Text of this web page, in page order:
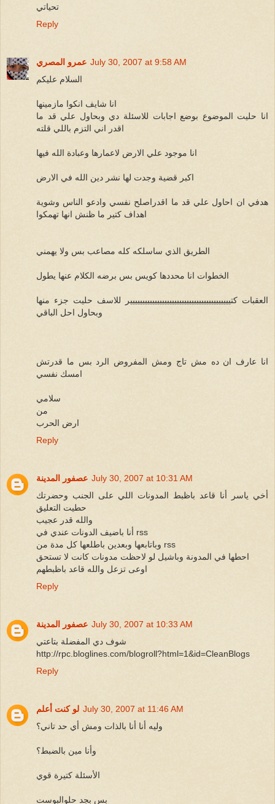
تحياتي
Reply
عمرو المصري July 30, 2007 at 9:58 AM
السلام عليكم
انا شايف انكوا مازمينها
انا حليت الموضوع بوضع اجابات للاسئلة دي وبحاول علي قد ما
اقدر اني التزم باللي قلته
انا موجود علي الارض لاعمارها وعبادة الله فيها
اكبر قضية وجدت لها نشر دين الله في الارض
هدفي ان احاول علي قد ما اقدراصلح نفسي وادعو الناس وشوية
اهداف كتير ما ظنش انها تهمكوا
الطريق الذي ساسلكه كله مصاعب بس ولا يهمني
الخطوات انا محددها كويس بس برضه الكلام عنها يطول
العقبات كتييييييييييييييييييييييييييييييييييييييييير للاسف حليت جزء منها
وبحاول احل الباقي
انا عارف ان ده مش تاج ومش المفروض الرد بس ما قدرتش
امسك نفسي
سلامي
من
ارض الحرب
Reply
عصفور المدينة July 30, 2007 at 10:31 AM
أخي ياسر أنا قاعد باظبط المدونات اللي على الجنب وحضرتك
حطيت التعليق
والله قدر عجيب
أنا باضيف الدونات عندي في rss
وباتابعها وبعدين باطلعها كل مدة من rss
احطها في المدونة وباشيل لو لاحظت مدونات كانت لا تستحق
اوعى تزعل والله قاعد باظبطهم
Reply
عصفور المدينة July 30, 2007 at 10:33 AM
شوف دي المفضلة بتاعتي
http://rpc.bloglines.com/blogroll?html=1&id=CleanBlogs
Reply
لو كنت أعلم July 30, 2007 at 11:46 AM
وليه أنا أنا بالذات ومش أي حد تاني؟
وأنا مين بالضبط؟
الأسئلة كتيرة قوي
بس بجد حلوالبوست